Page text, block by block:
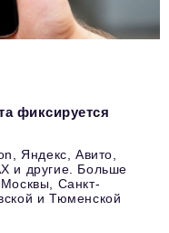
фиксируется
Яндекс, Авито,
и другие. Больше
Санкт-
и Тюменской